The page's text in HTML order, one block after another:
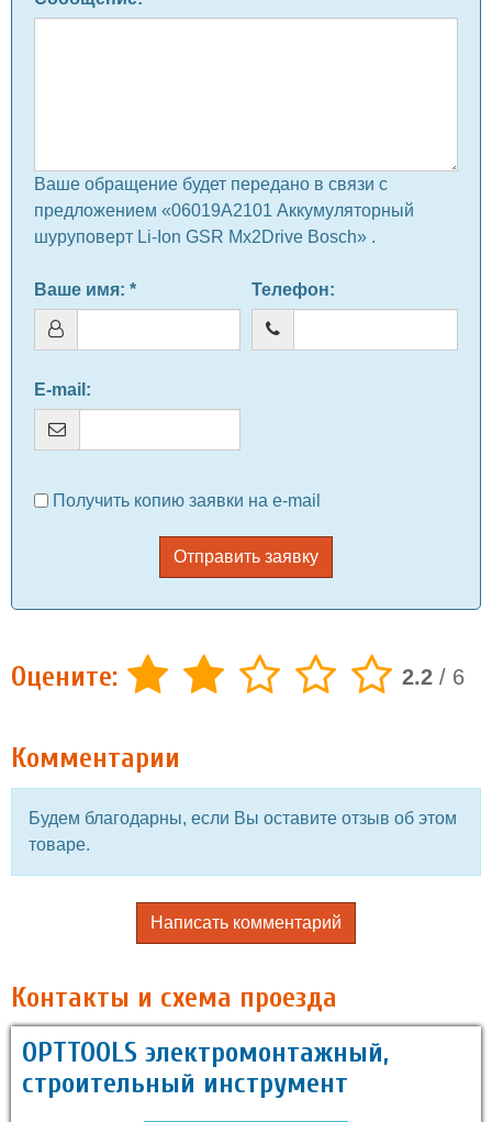
Ваше обращение будет передано в связи с
предложением «06019A2101 Аккумуляторный
шуруповерт Li-Ion GSR Mx2Drive Bosch» .
Ваше имя: * Телефон:
E-mail :
Получить копию заявки на e-mail
Отправить заявку
Оцените: 2.2 / 6
Комментарии
Будем благодарны, если Вы оставите отзыв об этом
товаре.
Написать комментарий
Контакты и схема проезда
OPTTOOLS электромонтажный,
строительный инструмент